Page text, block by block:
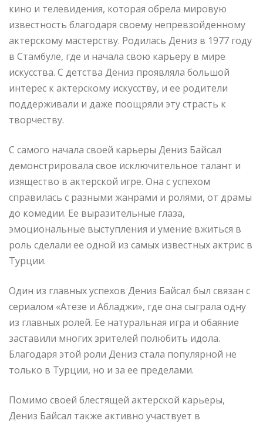
кино и телевидения, которая обрела мировую
известность благодаря своему непревзойденному
актерскому мастерству. Родилась Дениз в 1977 году
в Стамбуле, где и начала свою карьеру в мире
искусства. С детства Дениз проявляла большой
интерес к актерскому искусству, и ее родители
поддерживали и даже поощряли эту страсть к
творчеству.
С самого начала своей карьеры Дениз Байсал
демонстрировала свое исключительное талант и
изящество в актерской игре. Она с успехом
справилась с разными жанрами и ролями, от драмы
до комедии. Ее выразительные глаза,
эмоциональные выступления и умение вжиться в
роль сделали ее одной из самых известных актрис в
Турции.
Один из главных успехов Дениз Байсал был связан с
сериалом «Атезе и Абладжи», где она сыграла одну
из главных ролей. Ее натуральная игра и обаяние
заставили многих зрителей полюбить идола.
Благодаря этой роли Дениз стала популярной не
только в Турции, но и за ее пределами.
Помимо своей блестящей актерской карьеры,
Дениз Байсал также активно участвует в